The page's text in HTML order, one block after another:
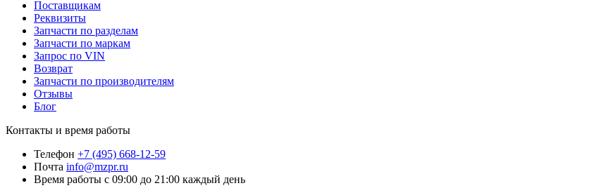
Поставщикам
Реквизиты
Запчасти по разделам
Запчасти по маркам
Запрос по VIN
Возврат
Запчасти по производителям
Отзывы
Блог
Контакты и время работы
Телефон +7 (495) 668-12-59
Почта info@mzpr.ru
Время работы с 09:00 до 21:00 каждый день